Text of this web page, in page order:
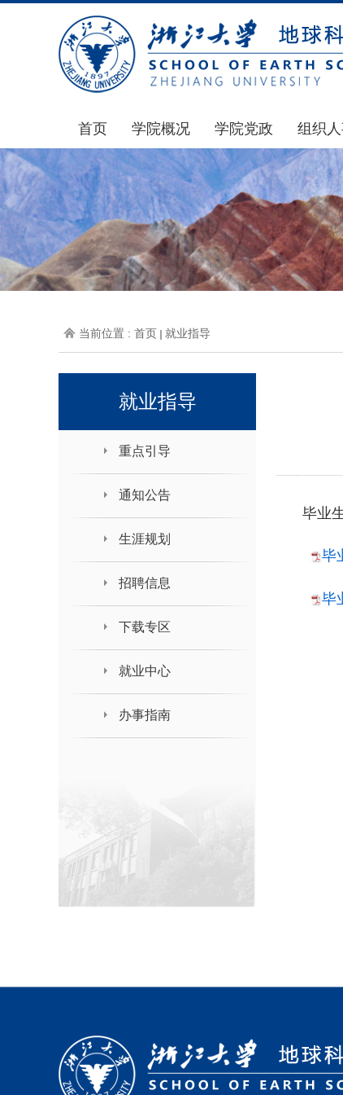
首页 学院概况
学院简介
发展简史
组织机构
师资力量
虚拟学院
学院党政
通知公告
学院发文
党委会议纪要
党政联席会议纪要
教授委员会议纪要
组织
通知公
博士后
人才招
年度考
岗位聘
当前位置 : 首页 就业指导
就业指导
重点引导
通知公告
生涯规划
招聘信息
下载专区
就业中心
办事指南
毕业
毕
毕